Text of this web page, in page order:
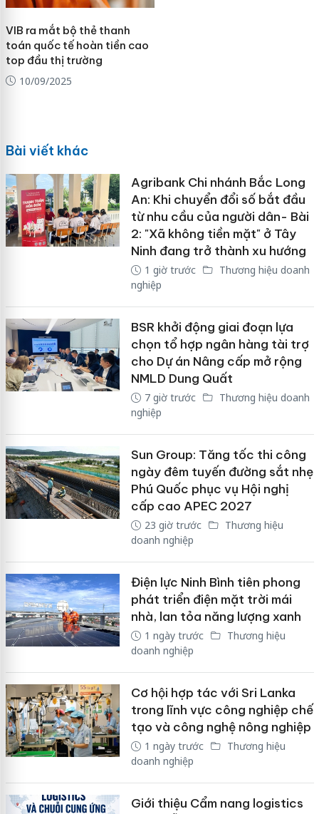
VIB ra mắt bộ thẻ thanh
toán quốc tế hoàn tiền cao
top đầu thị trường
10/09/2025
Bài viết khác
Agribank Chi nhánh Bắc Long
An: Khi chuyển đổi số bắt đầu
từ nhu cầu của người dân- Bài
2: "Xã không tiền mặt" ở Tây
Ninh đang trở thành xu hướng
1 giờ trước
Thương hiệu doanh
nghiệp
BSR khởi động giai đoạn lựa
chọn tổ hợp ngân hàng tài trợ
cho Dự án Nâng cấp mở rộng
NMLD Dung Quất
7 giờ trước
Thương hiệu doanh
nghiệp
Sun Group: Tăng tốc thi công
ngày đêm tuyến đường sắt nhẹ
Phú Quốc phục vụ Hội nghị
cấp cao APEC 2027
23 giờ trước
Thương hiệu
doanh nghiệp
Điện lực Ninh Bình tiên phong
phát triển điện mặt trời mái
nhà, lan tỏa năng lượng xanh
1 ngày trước
Thương hiệu
doanh nghiệp
Cơ hội hợp tác với Sri Lanka
trong lĩnh vực công nghiệp chế
tạo và công nghệ nông nghiệp
1 ngày trước
Thương hiệu
doanh nghiệp
Giới thiệu Cẩm nang logistics